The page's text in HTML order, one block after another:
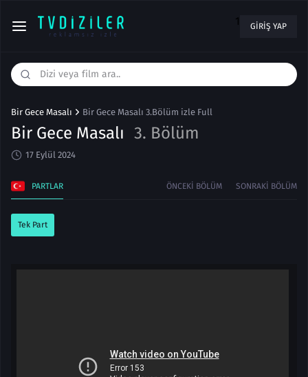
1 GIRIŞ YAP
Bir Gece Masalı Bir Gece Masalı 3.Bölüm izle Full
Bir Gece Masalı 3. Bölüm
17 Eylül 2024
PARTLAR ÖNCEKI BÖLÜM SONRAKI BÖLÜM
Tek Part